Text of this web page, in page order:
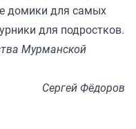
домики для самых
для подростков.
Мурманской
Сергей Фёдоров